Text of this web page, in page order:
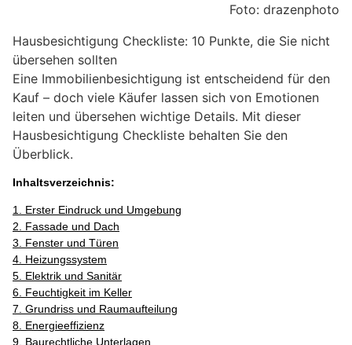
Foto: drazenphoto
Hausbesichtigung Checkliste: 10 Punkte, die Sie nicht
übersehen sollten
Eine Immobilienbesichtigung ist entscheidend für den
Kauf – doch viele Käufer lassen sich von Emotionen
leiten und übersehen wichtige Details. Mit dieser
Hausbesichtigung Checkliste behalten Sie den
Überblick.
Inhaltsverzeichnis:
1. Erster Eindruck und Umgebung
2. Fassade und Dach
3. Fenster und Türen
4. Heizungssystem
5. Elektrik und Sanitär
6. Feuchtigkeit im Keller
7. Grundriss und Raumaufteilung
8. Energieeffizienz
9. Baurechtliche Unterlagen